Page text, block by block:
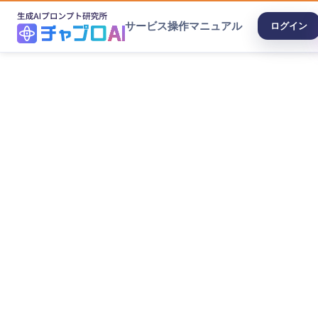
サービス操作マニュアル ログイン